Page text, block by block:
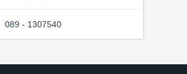
089 - 1307540